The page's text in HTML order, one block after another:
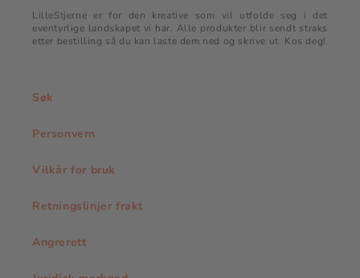
LilleStjerne er for den kreative som vil utfolde seg i det
eventyrlige landskapet vi har. Alle produkter blir sendt straks
etter bestilling så du kan laste dem ned og skrive ut. Kos deg!
Søk
Personvern
Vilkår for bruk
Retningslinjer frakt
Angrerett